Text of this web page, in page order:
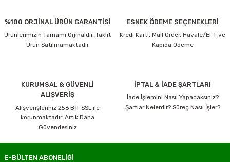
%100 ORJİNAL ÜRÜN GARANTİSİ
Ürünlerimizin Tamamı Orjinaldir. Taklit
Ürün Satılmamaktadır
ESNEK ÖDEME SEÇENEKLERİ
Kredi Kartı, Mail Order, Havale/EFT ve
Kapıda Ödeme
KURUMSAL & GÜVENLİ
ALIŞVERİŞ
Alışverişleriniz 256 BİT SSL ile
korunmaktadır. Artık Daha
Güvendesiniz
İPTAL & İADE ŞARTLARI
İade İşlemini Nasıl Yapacaksınız?
Şartlar Nelerdir? Süreç Nasıl İşler?
E-BÜLTEN ABONELİĞİ